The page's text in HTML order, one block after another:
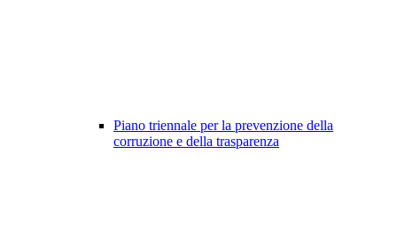
Piano triennale per la prevenzione della
corruzione e della trasparenza